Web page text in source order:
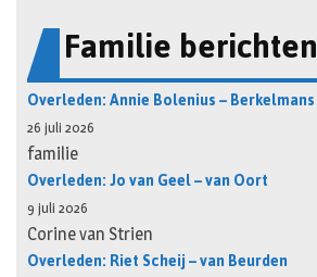
Familie berichten
Overleden: Annie Bolenius – Berkelmans
26 juli 2026
familie
Overleden: Jo van Geel – van Oort
9 juli 2026
Corine van Strien
Overleden: Riet Scheij – van Beurden